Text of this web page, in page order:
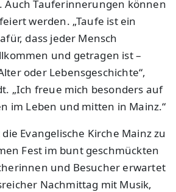
Auch Tauferinnerungen können
werden. „Taufe ist ein
dass jeder Mensch
und getragen ist –
oder Lebensgeschichte“,
„Ich freue mich besonders auf
im Leben und mitten in Mainz.“
Evangelische Kirche Mainz zu
Fest im bunt geschmückten
und Besucher erwartet
Nachmittag mit Musik,